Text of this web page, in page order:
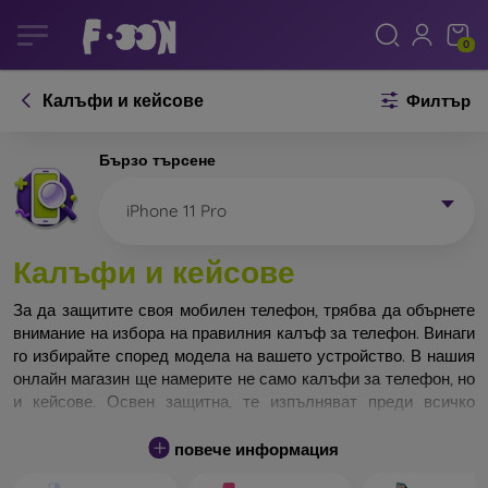
0
Калъфи и кейсове Филтър
Бързо търсене
iPhone 11 Pro
Калъфи и кейсове
За да защитите своя мобилен телефон, трябва да обърнете
внимание на избора на правилния калъф за телефон. Винаги
го избирайте според модела на вашето устройство. В нашия
онлайн магазин ще намерите не само калъфи за телефон, но
и кейсове. Освен защитна, те изпълняват преди всичко
Кейса за телефон може да бъде наречен и заден капак. Той е
повече информация